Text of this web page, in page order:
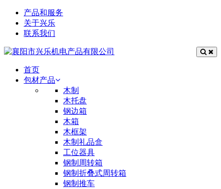
产品和服务
关于兴乐
联系我们
首页
包材产品
木制
木托盘
钢边箱
木箱
木框架
木制礼品盒
工位器具
钢制周转箱
钢制折叠式周转箱
钢制推车